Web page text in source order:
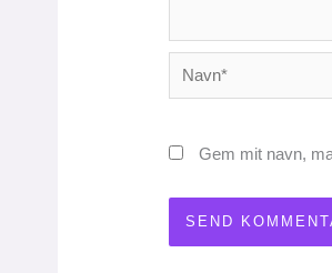
Navn*
Gem mit navn,